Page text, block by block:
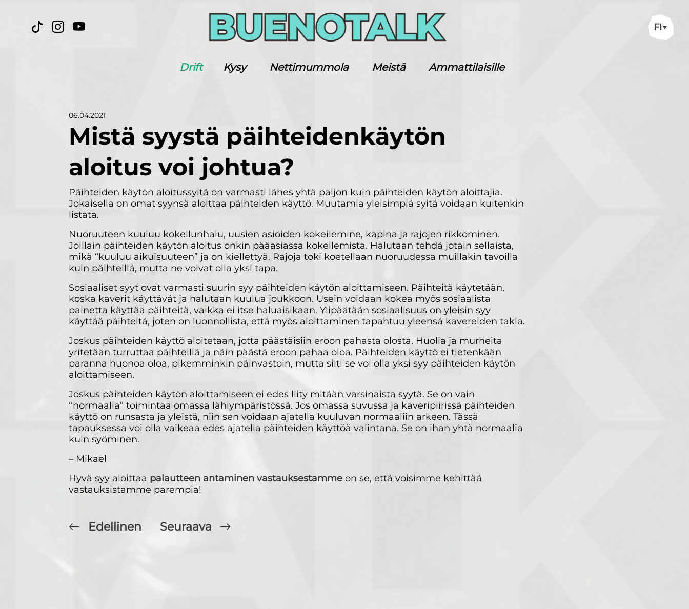
FI
Drift Kysy Nettimummola Meistä Ammattilaisille
06.04.2021
Mistä syystä päihteidenkäytön
aloitus voi johtua?
Päihteiden käytön aloitussyitä on varmasti lähes yhtä paljon kuin päihteiden käytön aloittajia.
Jokaisella on omat syynsä aloittaa päihteiden käyttö. Muutamia yleisimpiä syitä voidaan kuitenkin
listata.
Nuoruuteen kuuluu kokeilunhalu, uusien asioiden kokeilemine, kapina ja rajojen rikkominen.
Joillain päihteiden käytön aloitus onkin pääasiassa kokeilemista. Halutaan tehdä jotain sellaista,
mikä “kuuluu aikuisuuteen” ja on kiellettyä. Rajoja toki koetellaan nuoruudessa muillakin tavoilla
kuin päihteillä, mutta ne voivat olla yksi tapa.
Sosiaaliset syyt ovat varmasti suurin syy päihteiden käytön aloittamiseen. Päihteitä käytetään,
koska kaverit käyttävät ja halutaan kuulua joukkoon. Usein voidaan kokea myös sosiaalista
painetta käyttää päihteitä, vaikka ei itse haluaisikaan. Ylipäätään sosiaalisuus on yleisin syy
käyttää päihteitä, joten on luonnollista, että myös aloittaminen tapahtuu yleensä kavereiden takia.
Joskus päihteiden käyttö aloitetaan, jotta päästäisiin eroon pahasta olosta. Huolia ja murheita
yritetään turruttaa päihteillä ja näin päästä eroon pahaa oloa. Päihteiden käyttö ei tietenkään
paranna huonoa oloa, pikemminkin päinvastoin, mutta silti se voi olla yksi syy päihteiden käytön
aloittamiseen.
Joskus päihteiden käytön aloittamiseen ei edes liity mitään varsinaista syytä. Se on vain
“normaalia” toimintaa omassa lähiympäristössä. Jos omassa suvussa ja kaveripiirissä päihteiden
käyttö on runsasta ja yleistä, niin sen voidaan ajatella kuuluvan normaaliin arkeen. Tässä
tapauksessa voi olla vaikeaa edes ajatella päihteiden käyttöä valintana. Se on ihan yhtä normaalia
kuin syöminen.
– Mikael
Hyvä syy aloittaa palautteen antaminen vastauksestamme on se, että voisimme kehittää
vastauksistamme parempia!
Edellinen Seuraava